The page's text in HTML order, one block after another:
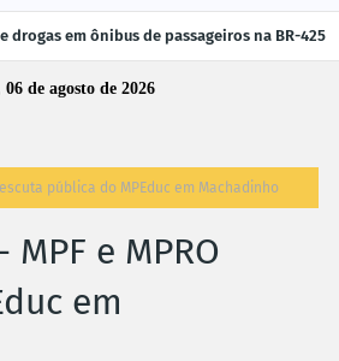
drogas em ônibus de passageiros na BR-425
de agosto de 2026
escuta pública do MPEduc em Machadinho
MPF e MPRO
em